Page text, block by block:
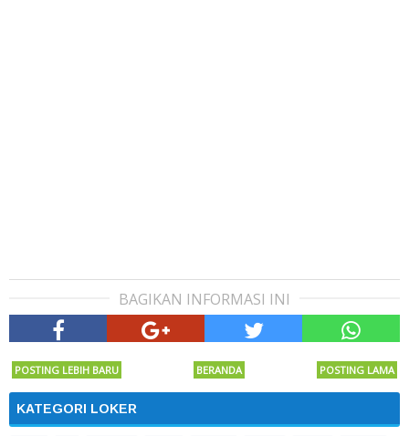
BAGIKAN INFORMASI INI
POSTING LEBIH BARU POSTING LAMA
BERANDA
KATEGORI LOKER